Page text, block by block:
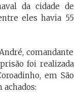
da cidade de
eles havia 55
comandante
foi realizada
em São